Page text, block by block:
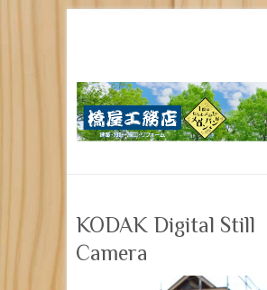
KODAK Digital Still
Camera